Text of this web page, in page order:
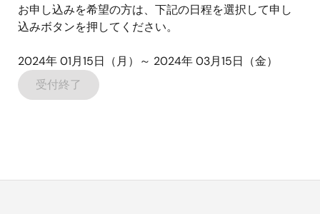
お申し込みを希望の方は、下記の日程を選択して申し
込みボタンを押してください。
2024年 01月15日（月）～ 2024年 03月15日（金）
受付終了